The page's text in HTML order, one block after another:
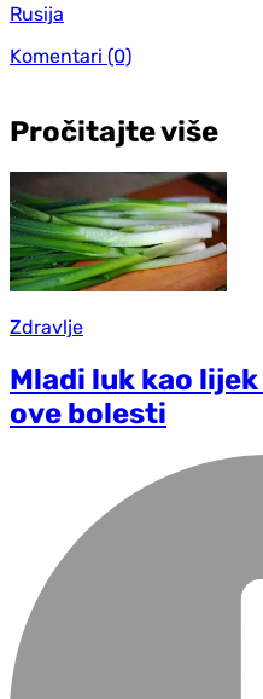
Rusija
Komentari (0)
Pročitajte više
Zdravlje
Mladi luk kao
ove bolesti